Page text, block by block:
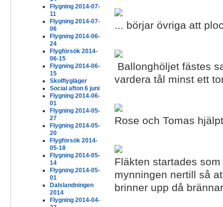
Flygning 2014-07-
11
Flygning 2014-07-
06
Flygning 2014-06-
24
Flygförsök 2014-
06-15
Flygning 2014-06-
15
Skolflygläger
Social afton 6 juni
Flygning 2014-06-
01
Flygning 2014-05-
27
Flygning 2014-05-
20
Flygförsök 2014-
05-18
Flygning 2014-05-
14
Flygning 2014-05-
01
Dalslandningen
2014
Flygning 2014-04-
... börjar övriga att
Ballonghöljet fästes
vardera tål minst ett
Rose och Tomas
Fläkten startades
mynningen nertill så
brinner upp då